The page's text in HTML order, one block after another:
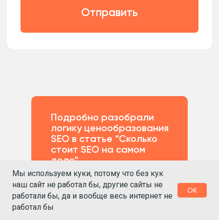
Подробно разобрали
логику ценообразования
SEO в статье “Сколько
стоит SEO на самом
деле”
Читать статью
Мы используем куки, потому что без кук
наш сайт не работал бы, другие сайты не
работали бы, да и вообще весь интернет не
работал бы
OK